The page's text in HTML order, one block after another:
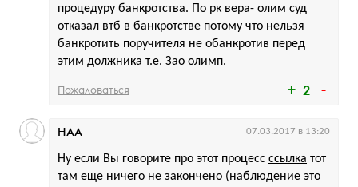
2
процедуру банкротства. По рк вера- олим суд
отказал втб в банкротстве потому что нельзя
банкротить поручителя не обанкротив перед
этим должника т.е. Зао олимп.
Пожаловаться
Ну если Вы говорите про этот процесс ссылка тот
там еще ничего не закончено (наблюдение это
НАА 07.03.2017 в 13:20